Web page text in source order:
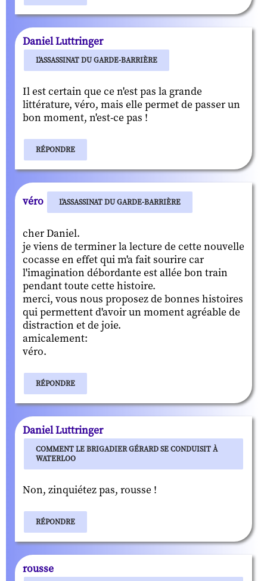
Daniel Luttringer
L'ASSASSINAT DU GARDE-BARRIÈRE
Il est certain que ce n'est pas la grande
littérature, véro, mais elle permet de passer un
bon moment, n'est-ce pas !
RÉPONDRE
véro L'ASSASSINAT DU GARDE-BARRIÈRE
cher Daniel.
je viens de terminer la lecture de cette nouvelle
cocasse en effet qui m'a fait sourire car
l'imagination débordante est allée bon train
pendant toute cette histoire.
merci, vous nous proposez de bonnes histoires
qui permettent d'avoir un moment agréable de
distraction et de joie.
amicalement:
véro.
RÉPONDRE
Daniel Luttringer
COMMENT LE BRIGADIER GÉRARD SE CONDUISIT À
WATERLOO
Non, zinquiétez pas, rousse !
RÉPONDRE
rousse